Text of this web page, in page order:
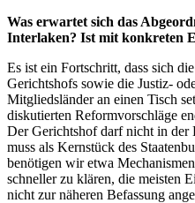
Was erwartet sich das
Interlaken? Ist mit konkreten
Es ist ein Fortschritt, dass sich
Gerichtshofs sowie die Justiz-
Mitgliedsländer an einen Tisch
diskutierten Reformvorschläge
Der Gerichtshof darf nicht in der
muss als Kernstück des
benötigen wir etwa
schneller zu klären, die meisten
nicht zur näheren Befassung